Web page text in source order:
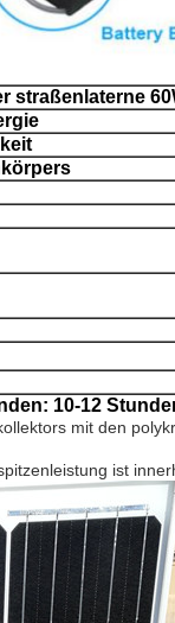
straßenlaterne
10-12
mit den
ist